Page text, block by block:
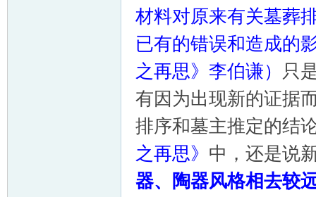
材料对原来有关墓葬
已有的错误和造成的
之再思》李伯谦） 只
有因为出现新的证据
排序和墓主推定的结
之再思》 中，还是说
器、陶器风格相去较